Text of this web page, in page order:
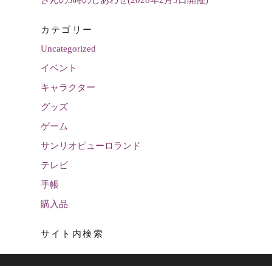
カテゴリー
Uncategorized
イベント
キャラクター
グッズ
ゲーム
サンリオピューロランド
テレビ
手帳
購入品
サイト内検索